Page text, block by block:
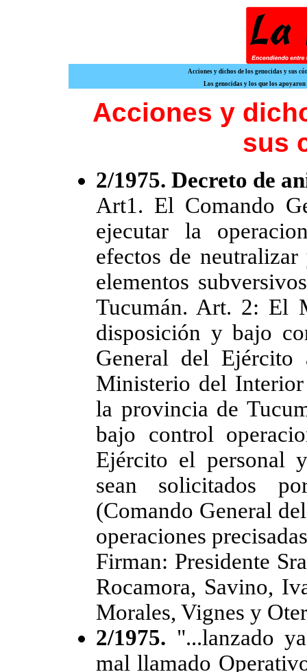
Acciones y dichos de los genocidas y sus
Los genocidas y los que los apoyaron
Acciones y
sus
2/1975. Decreto de
Art1. El Comando
ejecutar la
efectos de
elementos
Tucumán. Art. 2: El
disposición y bajo
General del
Ministerio del
la provincia de
bajo control
Ejército el personal
sean solicitados
(Comando General
operaciones
Firman: Presidente
Rocamora, Savino,
Morales, Vignes y
2/1975. "...lanzado
mal llamado